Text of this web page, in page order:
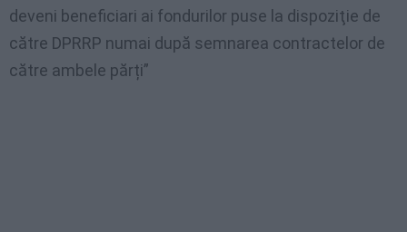
deveni beneficiari ai fondurilor puse la dispoziţie de
către DPRRP numai după semnarea contractelor de
către ambele părți”